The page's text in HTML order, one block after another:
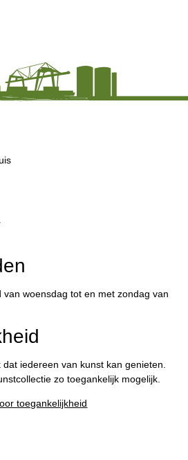
van woensdag tot en met zondag van
iedereen van kunst kan genieten.
zo toegankelijk mogelijk.
toegankelijkheid